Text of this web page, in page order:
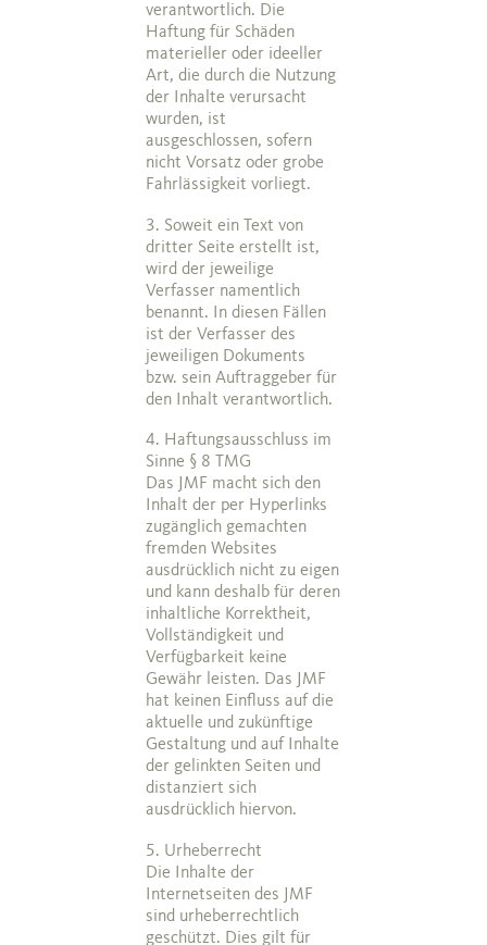
verantwortlich. Die
Haftung für Schäden
materieller oder ideeller
Art, die durch die Nutzung
der Inhalte verursacht
wurden, ist
ausgeschlossen, sofern
nicht Vorsatz oder grobe
Fahrlässigkeit vorliegt.
3. Soweit ein Text von
dritter Seite erstellt ist,
wird der jeweilige
Verfasser namentlich
benannt. In diesen Fällen
ist der Verfasser des
jeweiligen Dokuments
bzw. sein Auftraggeber für
den Inhalt verantwortlich.
4. Haftungsausschluss im
Sinne § 8 TMG
Das JMF macht sich den
Inhalt der per Hyperlinks
zugänglich gemachten
fremden Websites
ausdrücklich nicht zu eigen
und kann deshalb für deren
inhaltliche Korrektheit,
Vollständigkeit und
Verfügbarkeit keine
Gewähr leisten. Das JMF
hat keinen Einfluss auf die
aktuelle und zukünftige
Gestaltung und auf Inhalte
der gelinkten Seiten und
distanziert sich
ausdrücklich hiervon.
5. Urheberrecht
Die Inhalte der
Internetseiten des JMF
sind urheberrechtlich
geschützt. Dies gilt für